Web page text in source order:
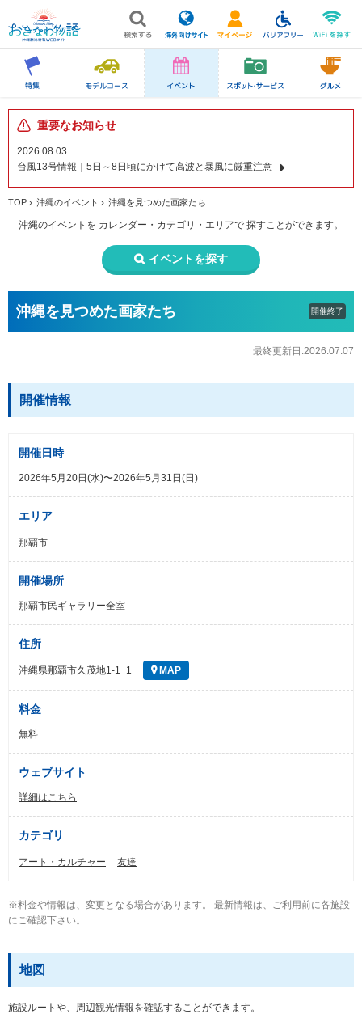
重要なお知らせ
2026.08.03
台風13号情報｜5日～8日頃にかけて高波と暴風に厳重注意
TOP 沖縄のイベント 沖縄を見つめた画家たち
沖縄のイベントを カレンダー・カテゴリ・エリアで 探すことができます。
イベントを探す
沖縄を見つめた画家たち 開催終了
最終更新日:2026.07.07
開催情報
開催日時
2026年5月20日(水)〜2026年5月31日(日)
エリア
那覇市
開催場所
那覇市民ギャラリー全室
住所
沖縄県那覇市久茂地1-1−1 MAP
料金
無料
ウェブサイト
詳細はこちら
カテゴリ
アート・カルチャー 友達
※料金や情報は、変更となる場合があります。 最新情報は、ご利用前に各施設
にご確認下さい。
地図
施設ルートや、周辺観光情報を確認することができます。